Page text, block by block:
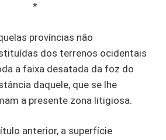
*
províncias não
dos terrenos ocidentais
a faixa desatada da foz do
daquele, que se lhe
a presente zona litigiosa.
anterior, a superfície